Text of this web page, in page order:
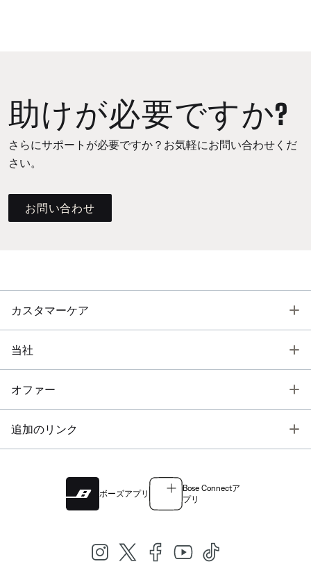
助けが必要ですか?
さらにサポートが必要ですか？お気軽にお問い合わせくだ
さい。
お問い合わせ
カスタマーケア
当社
オファー
追加のリンク
ボーズアプリ
Bose Connectア
プリ